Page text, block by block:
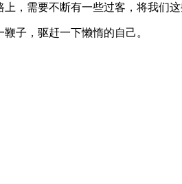
，需要不断有一些过客，将我们这
子，驱赶一下懒惰的自己。